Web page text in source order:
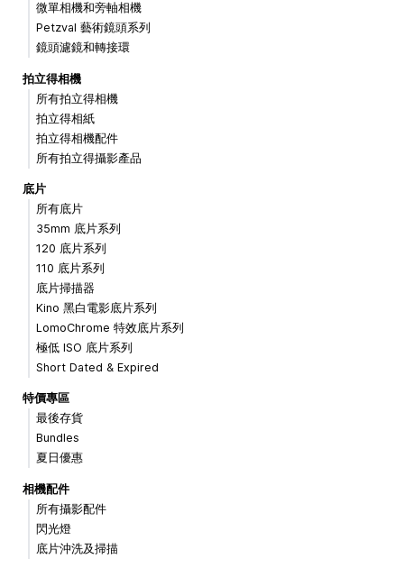
微單相機和旁軸相機
Petzval 藝術鏡頭系列
鏡頭濾鏡和轉接環
拍立得相機
所有拍立得相機
拍立得相紙
拍立得相機配件
所有拍立得攝影產品
底片
所有底片
35mm 底片系列
120 底片系列
110 底片系列
底片掃描器
Kino 黑白電影底片系列
LomoChrome 特效底片系列
極低 ISO 底片系列
Short Dated & Expired
特價專區
最後存貨
Bundles
夏日優惠
相機配件
所有攝影配件
閃光燈
底片沖洗及掃描